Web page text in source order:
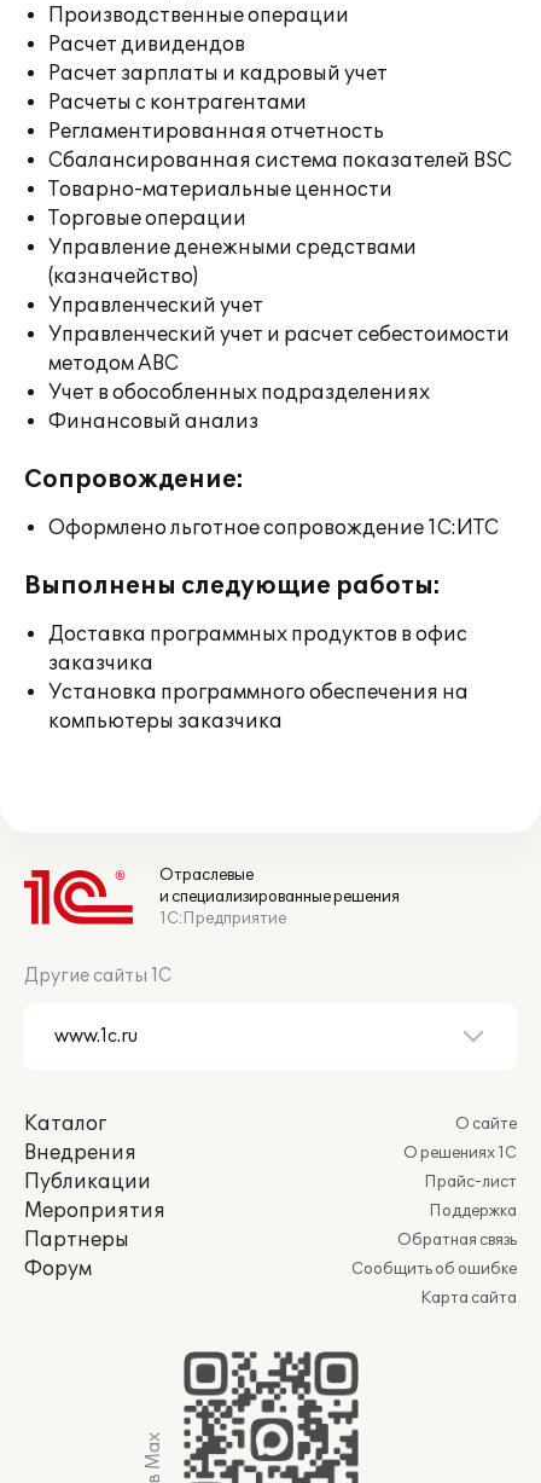
Производственные операции
Расчет дивидендов
Расчет зарплаты и кадровый учет
Расчеты с контрагентами
Регламентированная отчетность
Сбалансированная система показателей BSC
Товарно-материальные ценности
Торговые операции
Управление денежными средствами
(казначейство)
Управленческий учет
Управленческий учет и расчет себестоимости
методом ABC
Учет в обособленных подразделениях
Финансовый анализ
Сопровождение:
Оформлено льготное сопровождение 1С:ИТС
Выполнены следующие работы:
Доставка программных продуктов в офис
заказчика
Установка программного обеспечения на
компьютеры заказчика
Отраслевые
и специализированные решения
1С:Предприятие
Другие сайты 1С
Каталог
Внедрения
Публикации
Мероприятия
Партнеры
Форум
О сайте
О решениях 1С
Прайс-лист
Поддержка
Обратная связь
Сообщить об ошибке
Карта сайта